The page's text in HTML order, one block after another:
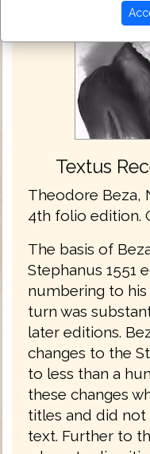
Textus
Theodore Beza,
4th folio edition.
The basis of
Stephanus 1551
numbering to his
turn was
later editions.
changes to the
to less than a
these changes
titles and did
text. Further to